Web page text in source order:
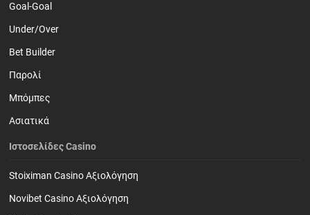
Goal-Goal
Under/Over
Bet Builder
Παρολί
Mπόμπες
Ασιατικά
Ιστοσελίδες Casino
Stoiximan Casino Αξιολόγηση
Novibet Casino Αξιολόγηση